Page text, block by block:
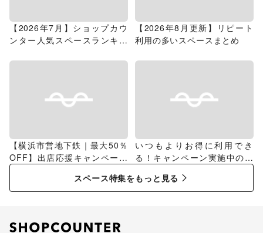
【2026年7月】ショップカウ
ンター人気スペースランキン
【2026年8月更新】リピート
利用の多いスペースまとめ
【横浜市営地下鉄｜最大50％
OFF】出店応援キャンペーン
特集
いつもよりお得に利用でき
る！キャンペーン実施中のス
スペース特集をもっと見る